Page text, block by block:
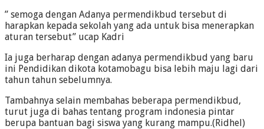
” semoga dengan Adanya permendikbud tersebut di
harapkan kepada sekolah yang ada untuk bisa menerapkan
aturan tersebut” ucap Kadri
Ia juga berharap dengan adanya permendikbud yang baru
ini Pendidikan dikota kotamobagu bisa lebih maju lagi dari
tahun tahun sebelumnya.
Tambahnya selain membahas beberapa permendikbud,
turut juga di bahas tentang program indonesia pintar
berupa bantuan bagi siswa yang kurang mampu.(Ridhel)